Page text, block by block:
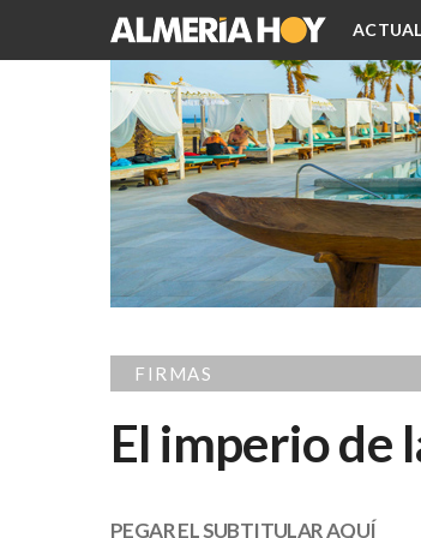
FIRMAS
El imperio de
PEGAR EL SUBTITULAR AQUÍ